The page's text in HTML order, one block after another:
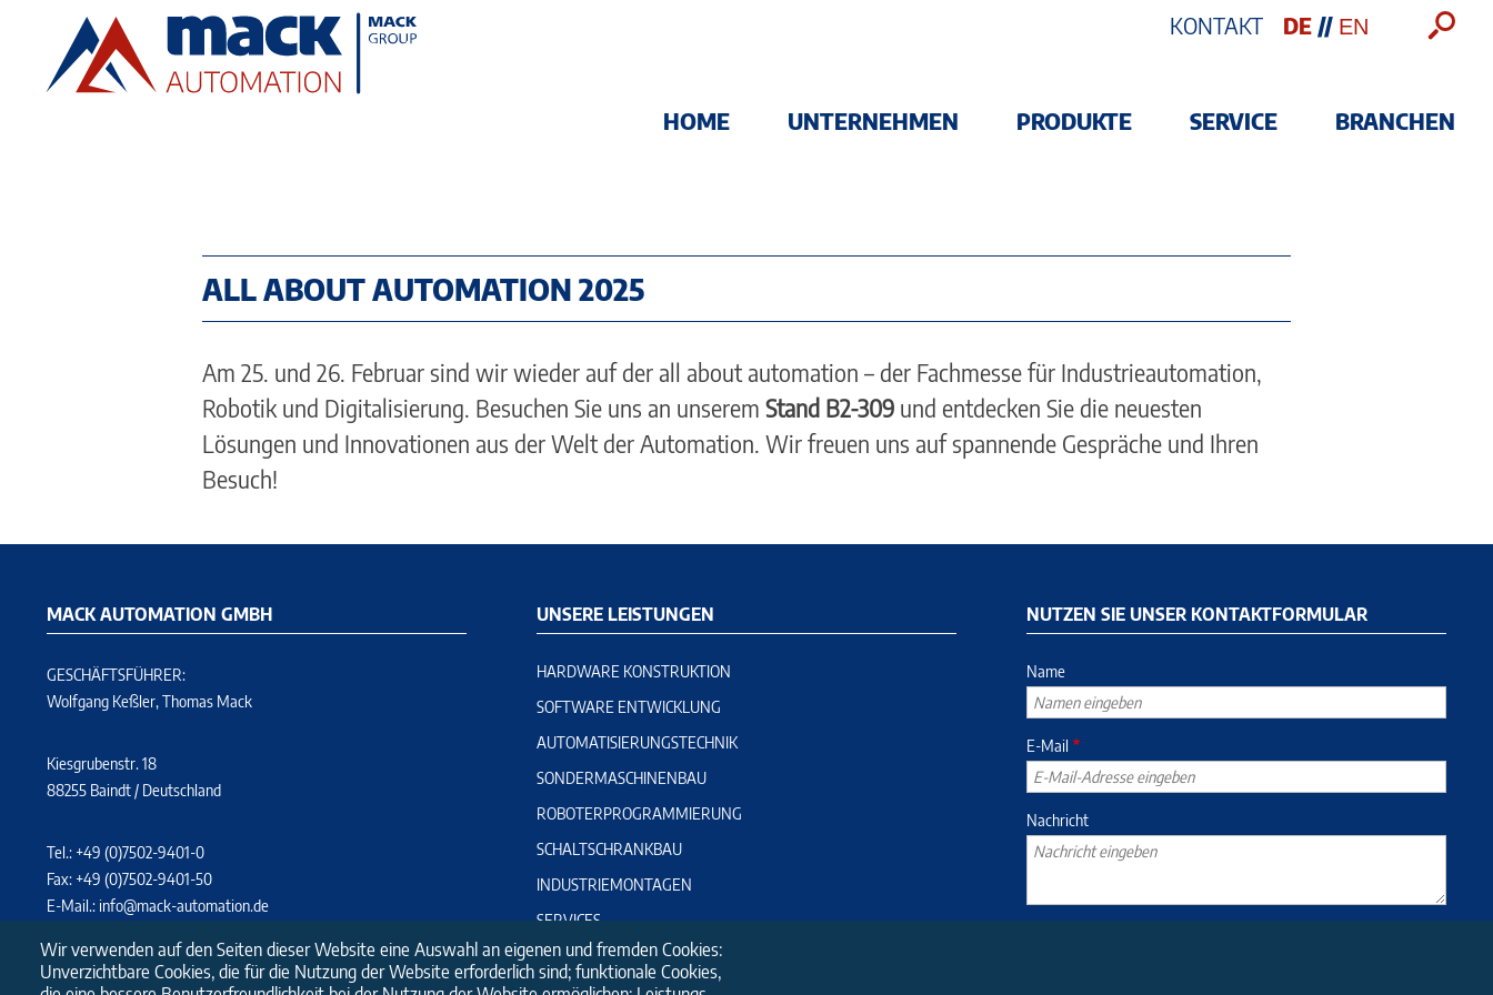
HOME UNTERNEHMEN PRODUKTE SERVICE BRANCHEN
KONTAKT
ALL ABOUT AUTOMATION 2025
Am 25. und 26. Februar sind wir wieder auf der all about automation – der Fachmesse für Industrieautomation,
Robotik und Digitalisierung. Besuchen Sie uns an unserem Stand B2-309 und entdecken Sie die neuesten
Lösungen und Innovationen aus der Welt der Automation. Wir freuen uns auf spannende Gespräche und Ihren
Besuch!
MACK AUTOMATION GMBH
GESCHÄFTSFÜHRER:
Wolfgang Keßler, Thomas Mack
Kiesgrubenstr. 18
88255 Baindt / Deutschland
Tel.: +49 (0)7502-9401-0
Fax: +49 (0)7502-9401-50
E-Mail.:info@mack-automation.de
UNSERE LEISTUNGEN
HARDWARE KONSTRUKTION
SOFTWARE ENTWICKLUNG
AUTOMATISIERUNGSTECHNIK
SONDERMASCHINENBAU
ROBOTERPROGRAMMIERUNG
SCHALTSCHRANKBAU
INDUSTRIEMONTAGEN
SERVICES
ANLAGEINBETRIEBNAHME
NUTZEN SIE UNSER KONTAKTFORMULAR
Name
E-Mail
Nachricht
Wir verwenden auf den Seiten dieser Website eine Auswahl an eigenen und fremden Cookies:
Unverzichtbare Cookies, die für die Nutzung der Website erforderlich sind; funktionale Cookies,